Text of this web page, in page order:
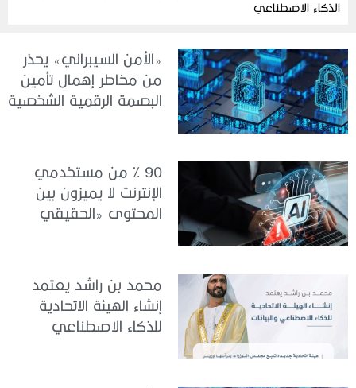
الذكاء الاصطناعي
«الأمن السيبراني» يحذر
من مخاطر إهمال تأمين
البصمة الرقمية الشخصية
90 % من مستخدمي
الإنترنت لا يميزون بين
المحتوى «الحقيقي
محمد بن راشد يعتمد
إنشاء الهيئة الاتحادية
للذكاء الاصطناعي